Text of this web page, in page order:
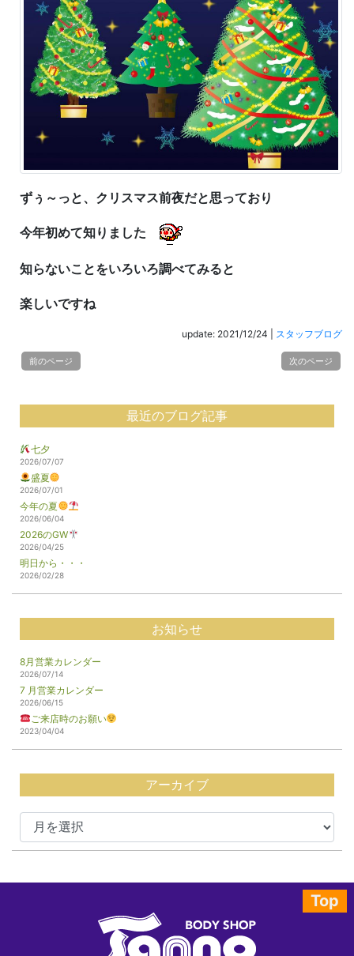
ずぅ～っと、 クリスマス前夜だと思っており
今年初めて知りました
知らないことをいろいろ調べてみると
楽しいですね
update: 2021/12/24 スタッフブログ
前のページ 次のページ
最近のブログ記事
七夕
2026/07/07
盛夏
2026/07/01
今年の夏
2026/06/04
2026のGW
2026/04/25
明日から・・・
2026/02/28
お知らせ
8月営業カレンダー
2026/07/14
7 月営業カレンダー
2026/06/15
ご来店時のお願い
2023/04/04
アーカイブ
Top